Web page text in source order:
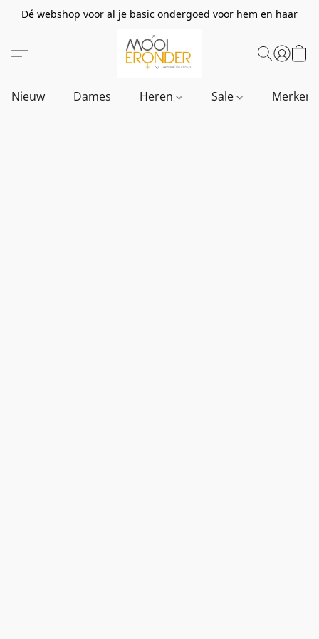
Dé webshop voor al je basic ondergoed voor hem en haar
Nieuw Dames Heren Sale Merken